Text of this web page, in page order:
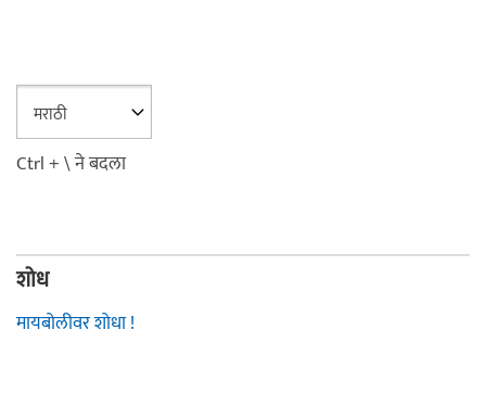
Ctrl + \ ने बदला
शोध
मायबोलीवर शोधा !